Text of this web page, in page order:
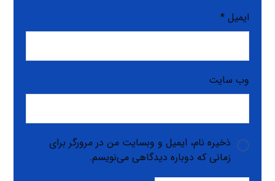
ایمیل*
وب‌ سایت
ذخیره نام، ایمیل و وبسایت من در مرورگر برای
زمانی که دوباره دیدگاهی می‌نویسم.